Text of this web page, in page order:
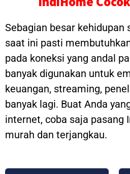
Sebagian besar kehidupan
saat ini pasti
pada koneksi yang andal
banyak digunakan untuk
keuangan, streaming,
banyak lagi. Buat Anda
internet, coba saja pasang
murah dan terjangkau.